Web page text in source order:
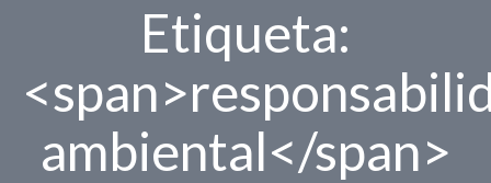
Etiqueta:
ambiental</span>